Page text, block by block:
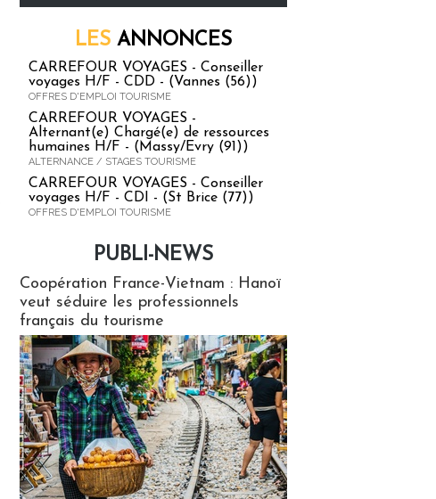
LES ANNONCES
CARREFOUR VOYAGES - Conseiller
voyages H/F - CDD - (Vannes (56))
OFFRES D'EMPLOI TOURISME
CARREFOUR VOYAGES -
Alternant(e) Chargé(e) de ressources
humaines H/F - (Massy/Evry (91))
ALTERNANCE / STAGES TOURISME
CARREFOUR VOYAGES - Conseiller
voyages H/F - CDI - (St Brice (77))
OFFRES D'EMPLOI TOURISME
PUBLI-NEWS
Coopération France-Vietnam : Hanoï
veut séduire les professionnels
français du tourisme